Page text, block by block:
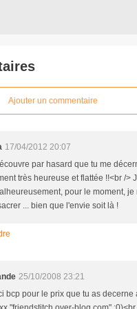
Ajouter un commentaire
17/04/2012 20:07
par hasard que tu me
très heureuse et flattée !!<br />
pour le moment, je
... bien que l'envie soit là !
25/10/2008 23:21
bcp pour le prix que tu as